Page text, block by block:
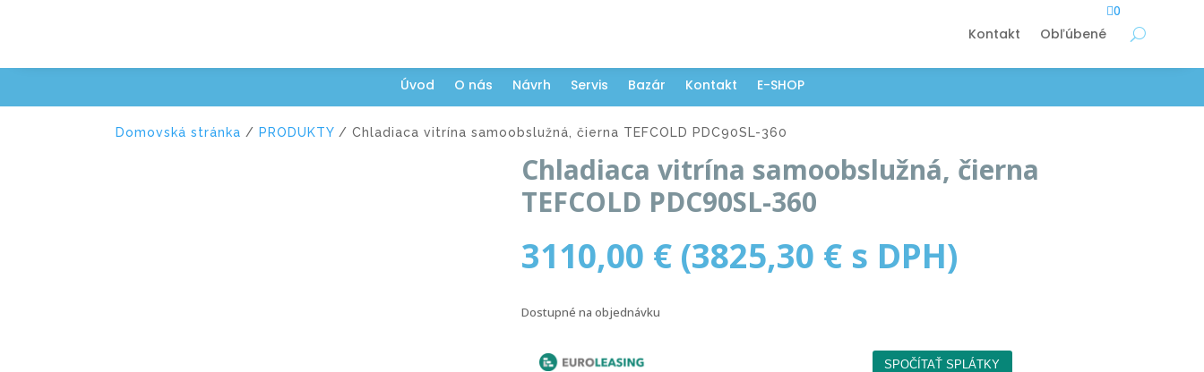
Kontakt Obľúbené
0
Úvod O nás Návrh Servis Bazár Kontakt E-SHOP
Domovská stránka /PRODUKTY / Chladiaca vitrína samoobslužná, čierna TEFCOLD PDC90SL-360
Chladiaca vitrína samoobslužná, čierna
TEFCOLD PDC90SL-360
3110,00 € (3825,30 € s DPH)
Dostupné na objednávku